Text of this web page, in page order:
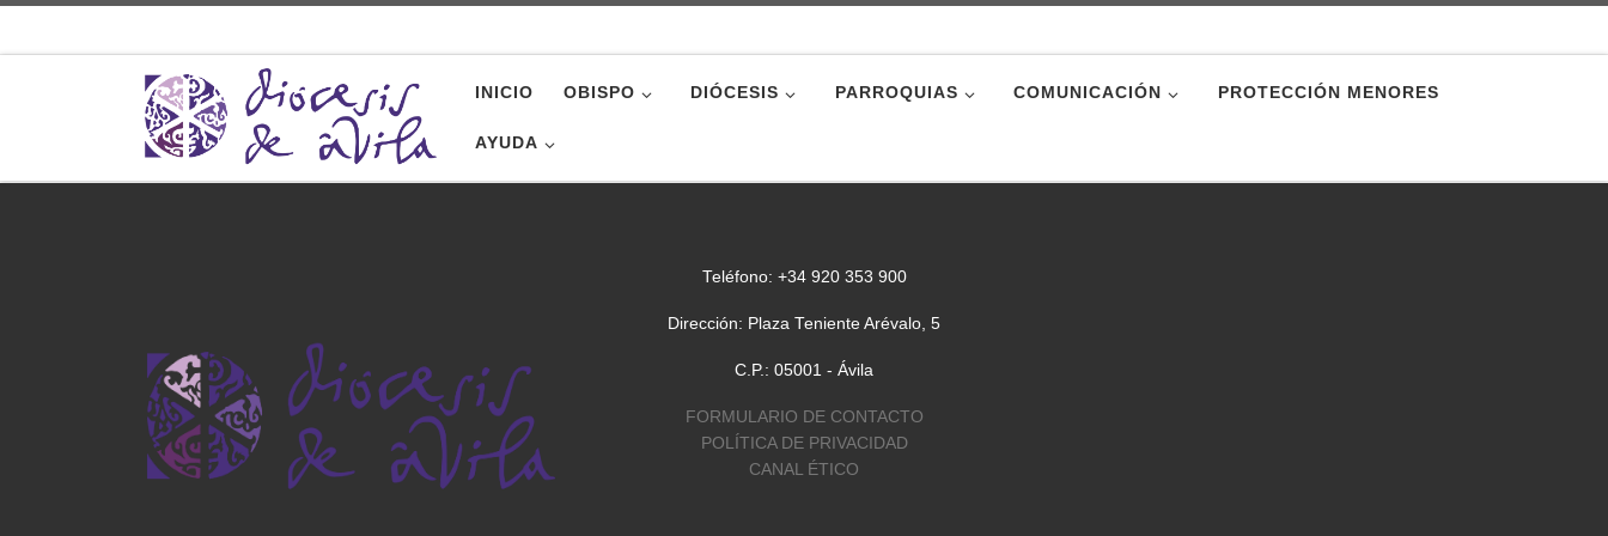
INICIO OBISPO DIÓCESIS PARROQUIAS COMUNICACIÓN PROTECCIÓN MENORES
AYUDA
Teléfono: +34 920 353 900
Dirección: Plaza Teniente Arévalo, 5
C.P.: 05001 - Ávila
FORMULARIO DE CONTACTO
POLÍTICA DE PRIVACIDAD
CANAL ÉTICO